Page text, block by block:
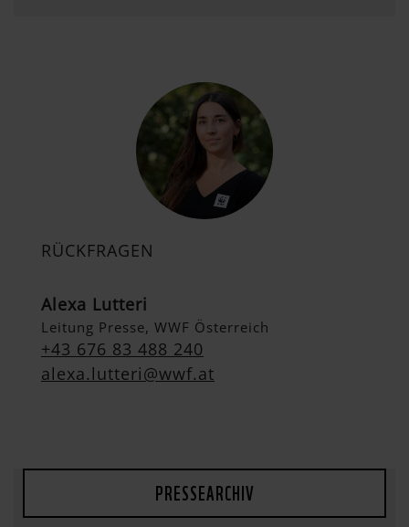
RÜCKFRAGEN
Alexa Lutteri
Leitung Presse, WWF Österreich
+43 676 83 488 240
alexa.lutteri@wwf.at
PRESSEARCHIV